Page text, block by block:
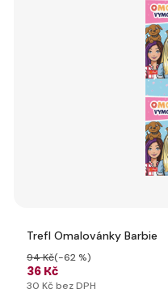
Trefl Omalovánky Barbie
36 Kč
94 Kč(-62 %)
30 Kč bez DPH